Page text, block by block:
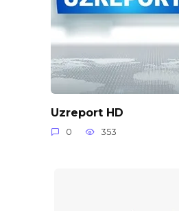
Uzreport HD
0 353